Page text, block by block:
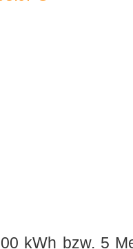
kWh bzw. 5